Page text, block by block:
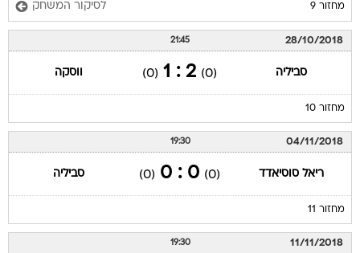
מחזור 9 לסיקור המשחק
28/10/2018
21:45
סביליה (0)
2 : 1
(0) ווסקה
מחזור 10
04/11/2018
19:30
ריאל סוסיאדד (0)
0 : 0
(0) סביליה
מחזור 11
11/11/2018
19:30